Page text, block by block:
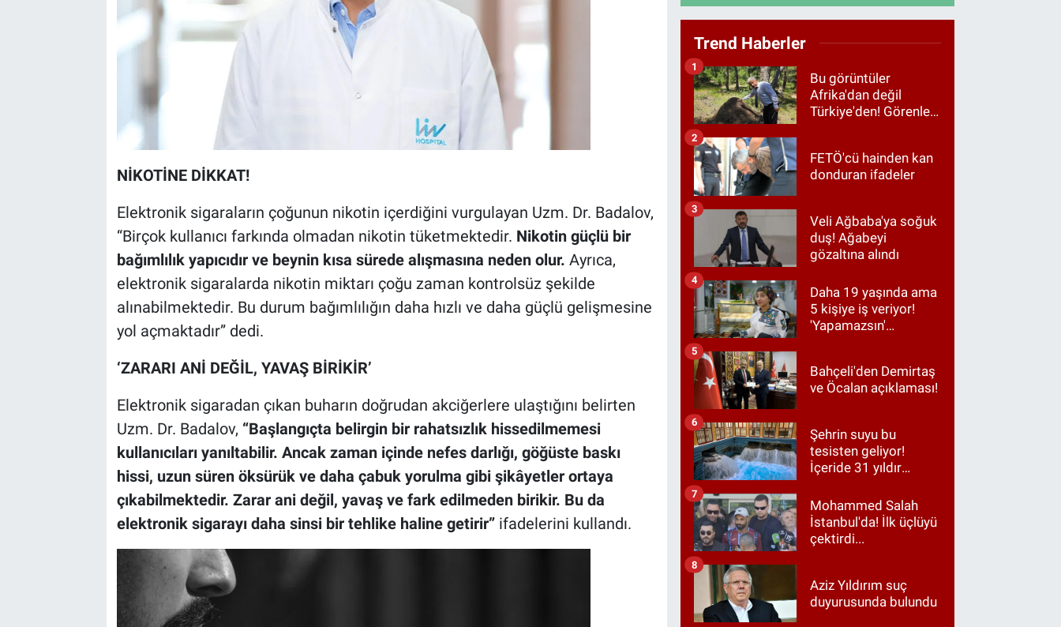
NİKOTİNE DİKKAT!
Elektronik sigaraların çoğunun nikotin içerdiğini vurgulayan Uzm. Dr. Badalov,
“Birçok kullanıcı farkında olmadan nikotin tüketmektedir. Nikotin güçlü bir
bağımlılık yapıcıdır ve beynin kısa sürede alışmasına neden olur. Ayrıca,
elektronik sigaralarda nikotin miktarı çoğu zaman kontrolsüz şekilde
alınabilmektedir. Bu durum bağımlılığın daha hızlı ve daha güçlü gelişmesine
yol açmaktadır” dedi.
‘ZARARI ANİ DEĞİL, YAVAŞ BİRİKİR’
Elektronik sigaradan çıkan buharın doğrudan akciğerlere ulaştığını belirten
Uzm. Dr. Badalov, “Başlangıçta belirgin bir rahatsızlık hissedilmemesi
kullanıcıları yanıltabilir. Ancak zaman içinde nefes darlığı, göğüste baskı
hissi, uzun süren öksürük ve daha çabuk yorulma gibi şikâyetler ortaya
çıkabilmektedir. Zarar ani değil, yavaş ve fark edilmeden birikir. Bu da
elektronik sigarayı daha sinsi bir tehlike haline getirir” ifadelerini kullandı.
Trend Haberler
Bu görüntüler
Afrika'dan değil
Türkiye'den! Görenler
1
FETÖ'cü hainden kan
donduran ifadeler
2
Veli Ağbaba'ya soğuk
duş! Ağabeyi
gözaltına alındı
3
Daha 19 yaşında ama
5 kişiye iş veriyor!
'Yapamazsın'
4
Bahçeli'den Demirtaş
ve Öcalan açıklaması!
5
Şehrin suyu bu
tesisten geliyor!
İçeride 31 yıldır
6
Mohammed Salah
İstanbul'da! İlk üçlüyü
çektirdi...
7
Aziz Yıldırım suç
duyurusunda bulundu
8